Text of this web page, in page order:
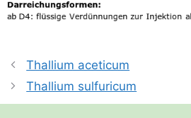
Thallium aceticum
Thallium sulfuricum